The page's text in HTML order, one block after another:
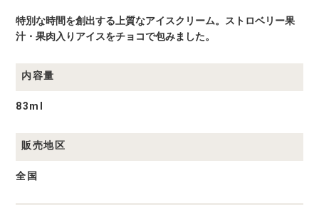
取
扱
品
商
品
一
特別な時間を創出する上質なアイスクリーム。ストロベリー果
汁・果肉入りアイスをチョコで包みました。
内容量
83ml
販売地区
全国